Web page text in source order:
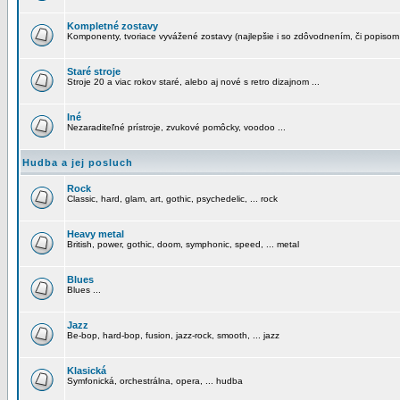
Kompletné zostavy
Komponenty, tvoriace vyvážené zostavy (najlepšie i so zdôvodnením, či
Staré stroje
Stroje 20 a viac rokov staré, alebo aj nové s retro dizajnom ...
Iné
Nezaraditeľné prístroje, zvukové pomôcky, voodoo ...
Hudba a jej posluch
Rock
Classic, hard, glam, art, gothic, psychedelic, ... rock
Heavy metal
British, power, gothic, doom, symphonic, speed, ... metal
Blues
Blues ...
Jazz
Be-bop, hard-bop, fusion, jazz-rock, smooth, ... jazz
Klasická
Symfonická, orchestrálna, opera, ... hudba